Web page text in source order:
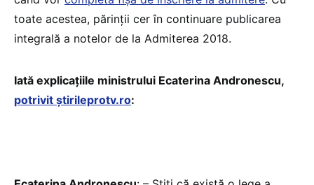
toate acestea, părinții cer în continuare publicarea
integrală a notelor de la Admiterea 2018.
Iată explicațiile ministrului Ecaterina Andronescu,
potrivit ştirileprotv.ro: